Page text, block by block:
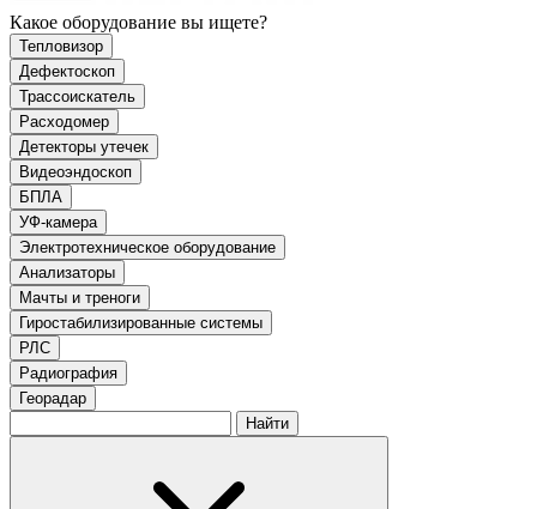
Какое оборудование вы ищете?
Тепловизор
Дефектоскоп
Трассоискатель
Расходомер
Детекторы утечек
Видеоэндоскоп
БПЛА
УФ-камера
Электротехническое оборудование
Анализаторы
Мачты и треноги
Гиростабилизированные системы
РЛС
Радиография
Георадар
Найти